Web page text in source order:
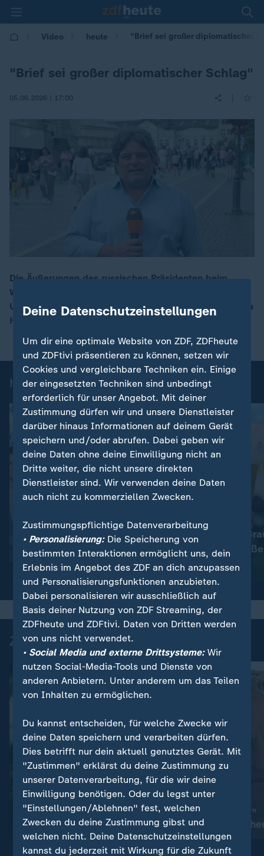
Video heute "Brief sei großer diplomatischer
"Brief sei großer diplomatischer Schlag"
05.06.2026 | 17:00
Die Äußerungen des russischen Präsidenten beim
Wirtschaftsforum in St. Petersburg werden in der
Ukraine aufmerksam verfolgt. ZDF-Korrespondent Dara
Hassanzadeh berichtet.
heute-Nachrichten: Einzelbeiträge
Wetter
So wird das Wetter
Video1:11
Nachrichten | heute
Immer mehr
müssen
Video1:33
Zuletzt auf ZDFheute veröffentlicht
Liveblog
Russland greift die Ukraine an:
Aktuelles zum Krieg in der
Ukraine
Bilderserie
Promi-News in Bildern
Ralf
Deine Datenschutzeinstellungen
Um dir eine optimale Website von ZDF, ZDFheute
und ZDFtivi präsentieren zu können, setzen wir
Cookies und vergleichbare Techniken ein. Einige
der eingesetzten Techniken sind unbedingt
erforderlich für unser Angebot. Mit deiner
Zustimmung dürfen wir und unsere Dienstleister
darüber hinaus Informationen auf deinem Gerät
speichern und/oder abrufen. Dabei geben wir
deine Daten ohne deine Einwilligung nicht an
Dritte weiter, die nicht unsere direkten
Dienstleister sind. Wir verwenden deine Daten
auch nicht zu kommerziellen Zwecken.
Zustimmungspflichtige Datenverarbeitung
• Personalisierung:Die Speicherung von
bestimmten Interaktionen ermöglicht uns, dein
Erlebnis im Angebot des ZDF an dich anzupassen
und Personalisierungsfunktionen anzubieten.
Dabei personalisieren wir ausschließlich auf
Basis deiner Nutzung von ZDF Streaming, der
ZDFheute und ZDFtivi. Daten von Dritten werden
von uns nicht verwendet.
• Social Media und externe Drittsysteme:Wir
nutzen Social-Media-Tools und Dienste von
anderen Anbietern. Unter anderem um das Teilen
von Inhalten zu ermöglichen.
Du kannst entscheiden, für welche Zwecke wir
deine Daten speichern und verarbeiten dürfen.
Dies betrifft nur dein aktuell genutztes Gerät. Mit
"Zustimmen" erklärst du deine Zustimmung zu
unserer Datenverarbeitung, für die wir deine
Einwilligung benötigen. Oder du legst unter
"Einstellungen/Ablehnen" fest, welchen
Zwecken du deine Zustimmung gibst und
welchen nicht. Deine Datenschutzeinstellungen
kannst du jederzeit mit Wirkung für die Zukunft